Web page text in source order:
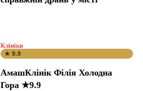
Клініки
★ 9.9
АмашКлінік Філія Холодна
Гора ★9.9